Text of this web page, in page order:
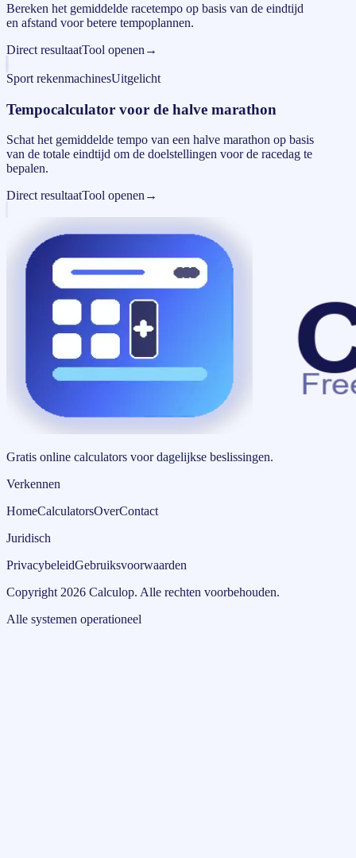
Bereken het gemiddelde racetempo op basis van de eindtijd
en afstand voor betere tempoplannen.
Direct resultaatTool openen →
Sport rekenmachinesUitgelicht
Tempocalculator voor de halve marathon
Schat het gemiddelde tempo van een halve marathon op basis
van de totale eindtijd om de doelstellingen voor de racedag te
bepalen.
Direct resultaatTool openen →
Gratis online calculators voor dagelijkse beslissingen.
Verkennen
HomeCalculatorsOverContact
Juridisch
PrivacybeleidGebruiksvoorwaarden
Copyright 2026 Calculop. Alle rechten voorbehouden.
Alle systemen operationeel